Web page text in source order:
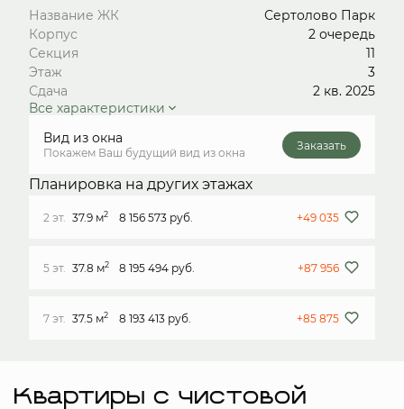
Название ЖК
Сертолово Парк
Корпус
2 очередь
Секция
11
Этаж
3
Сдача
2 кв. 2025
Все характеристики
Вид из окна
Покажем Ваш будущий вид из окна
Заказать
Планировка на других этажах
2 эт. 37.9 м2 8 156 573 руб. +49 035
5 эт. 37.8 м2 8 195 494 руб. +87 956
7 эт. 37.5 м2 8 193 413 руб. +85 875
Квартиры с чистовой